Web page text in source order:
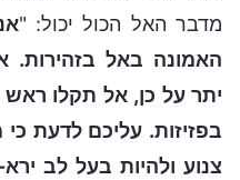
מדבר האל הכול יכול: "
האמונה באל בזהירות.
יתר על כן, אל תקלו
בפזיזות. עליכם לדעת
צנוע ולהיות בעל לב